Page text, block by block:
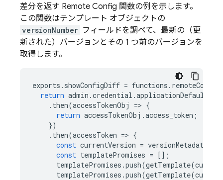
差分を返す Remote Config 関数の例を示します。
この関数はテンプレート オブジェクトの
versionNumber フィールドを調べて、最新の（更
新された）バージョンとその 1 つ前のバージョンを
取得します。
exports . showConfigDiff = functions . remoteConfig
return admin .credential .applicationDefault
. then(accessTokenObj => {
return accessTokenObj .access_token ;
})
. then(accessToken => {
const currentVersion = versionMetadata
const templatePromises = [];
templatePromises .push(getTemplate(
templatePromises .push(getTemplate(